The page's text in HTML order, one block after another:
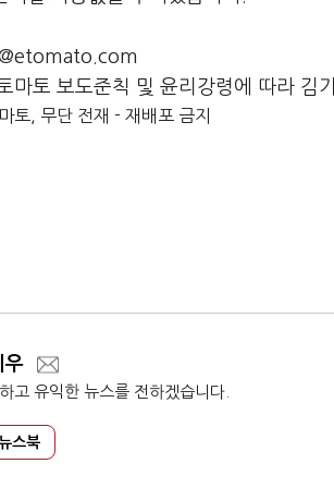
마토 보도준칙 및 윤리강령에 따라 김
토, 무단 전재 - 재배포 금지
우
고 유익한 뉴스를 전하겠습니다.
스북